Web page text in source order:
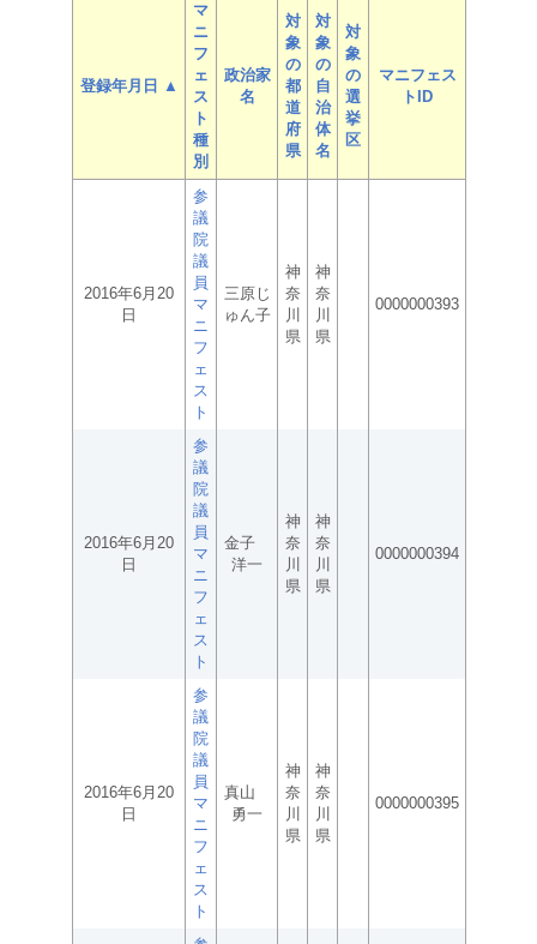
登録年月日 ▲
マ
ニ
フ
ェ
ス
ト
種
別
政治家
名
対
象
の
都
道
府
県
対
象
の
自
治
体
名
対
象
の
選
挙
区
マニフェス
トID
2016年6月20
日
参
議
院
議
員
マ
ニ
フ
ェ
ス
ト
三原じ
ゅん子
神
奈
川
県
神
奈
川
県
0000000393
2016年6月20
日
参
議
院
議
員
マ
ニ
フ
ェ
ス
ト
金子
洋一
神
奈
川
県
神
奈
川
県
0000000394
2016年6月20
日
参
議
院
議
員
マ
ニ
フ
ェ
ス
ト
真山
勇一
神
奈
川
県
神
奈
川
県
0000000395